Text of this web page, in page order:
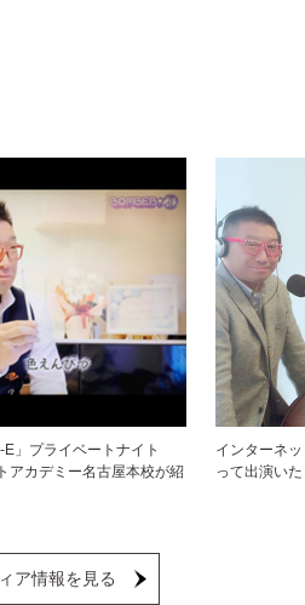
」プライベートナイト
アカデミー名古屋本校が紹
インターネ
って出演いた
ア情報を見る